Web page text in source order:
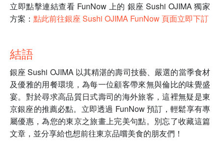
立即點擊連結查看 FunNow 上的 銀座 Sushi OJIMA 獨家
方案： 點此前往銀座 Sushi OJIMA FunNow 頁面立即下訂
結語
銀座 Sushi OJIMA 以其精湛的壽司技藝、嚴選的當季食材
及優雅的用餐環境，為每一位顧客帶來無與倫比的味覺盛
宴。對於尋求高品質日式壽司的海外旅客，這裡無疑是東
京銀座的推薦必點。立即透過 FunNow 預訂，輕鬆享有專
屬優惠，為您的東京之旅畫上完美句點。別忘了收藏這篇
文章，並分享給也想前往東京品嚐美食的朋友們！